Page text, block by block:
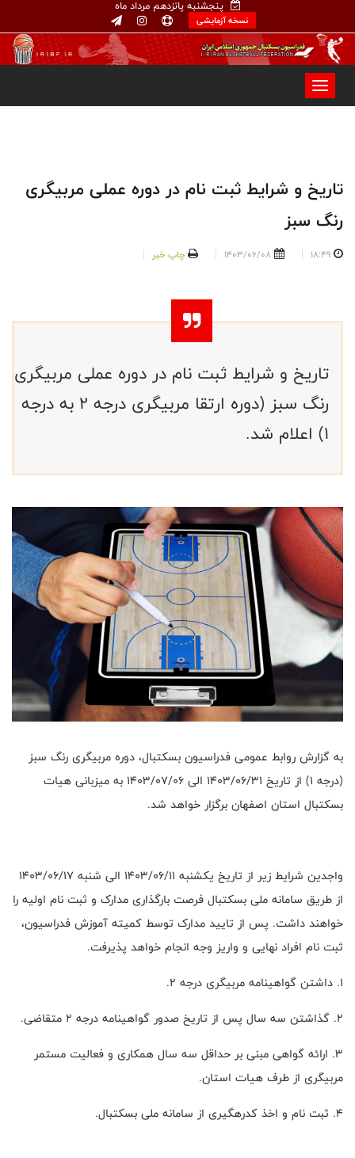
پنجشنبه پانزدهم مرداد ماه
نسخه آزمایشی
تاریخ و شرایط ثبت نام در دوره عملی مربیگری
رنگ سبز
18:49
1403/06/08 چاپ خبر
تاریخ و شرایط ثبت نام در دوره عملی مربیگری
رنگ سبز (دوره ارتقا مربیگری درجه ۲ به درجه
۱) اعلام شد.
به گزارش روابط عمومی فدراسیون بسکتبال، دوره مربیگری رنگ سبز
(درجه ۱) از تاریخ ۱۴۰۳/۰۶/۳۱ الی ۱۴۰۳/۰۷/۰۶ به میزبانی هیات
بسکتبال استان اصفهان برگزار خواهد شد.
واجدین شرایط زیر از تاریخ یکشنبه ۱۴۰۳/۰۶/۱۱ الی شنبه ۱۴۰۳/۰۶/۱۷
از طریق سامانه ملی بسکتبال فرصت بارگذاری مدارک و ثبت نام اولیه را
خواهند داشت. پس از تایید مدارک توسط کمیته آموزش فدراسیون،
ثبت نام افراد نهایی و واریز وجه انجام خواهد پذیرفت.
1. داشتن گواهینامه مربیگری درجه ۲.
2. گذاشتن سه سال پس از تاریخ صدور گواهینامه درجه ۲ متقاضی.
3. ارائه گواهی مبنی بر حداقل سه سال همکاری و فعالیت مستمر
مربیگری از طرف هیات استان.
4. ثبت نام و اخذ کدرهگیری از سامانه ملی بسکتبال.